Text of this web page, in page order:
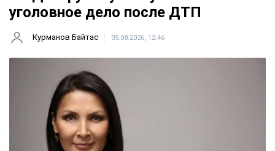
уголовное дело после ДТП
Курманов Байтас 05.08.2026, 12:46